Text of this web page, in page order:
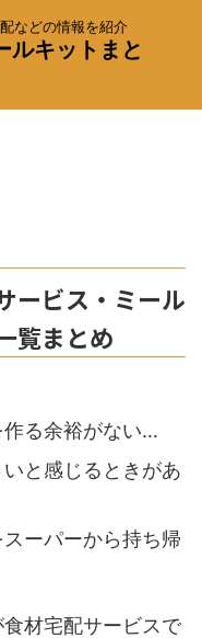
などの情報を紹介
ルキットまと
ービス・ミール
覧まとめ
る余裕がない…
と感じるときがあ
ーパーから持ち帰
材宅配サービスで